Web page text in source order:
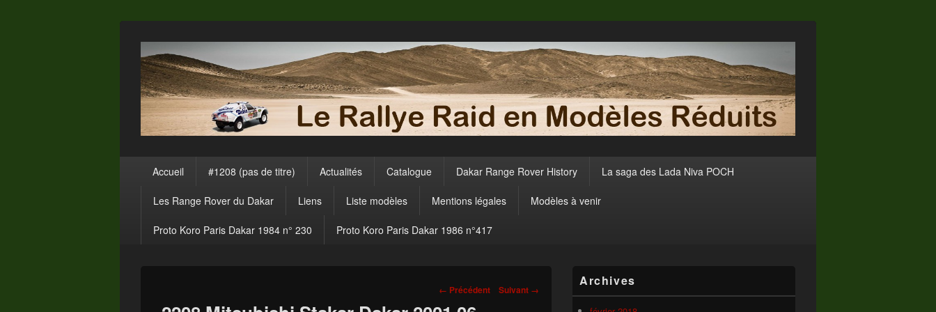
principalAccueil #1208 (pas de titre) Actualités Catalogue Dakar Range Rover History La saga des Lada Niva POCH
Les Range Rover du Dakar Liens Liste modèles Mentions légales Modèles à venir
Proto Koro Paris Dakar 1984 n° 230 Proto Koro Paris Dakar 1986 n°417
Navigation
← Précédent Suivant →
principale
de
widget
Archives